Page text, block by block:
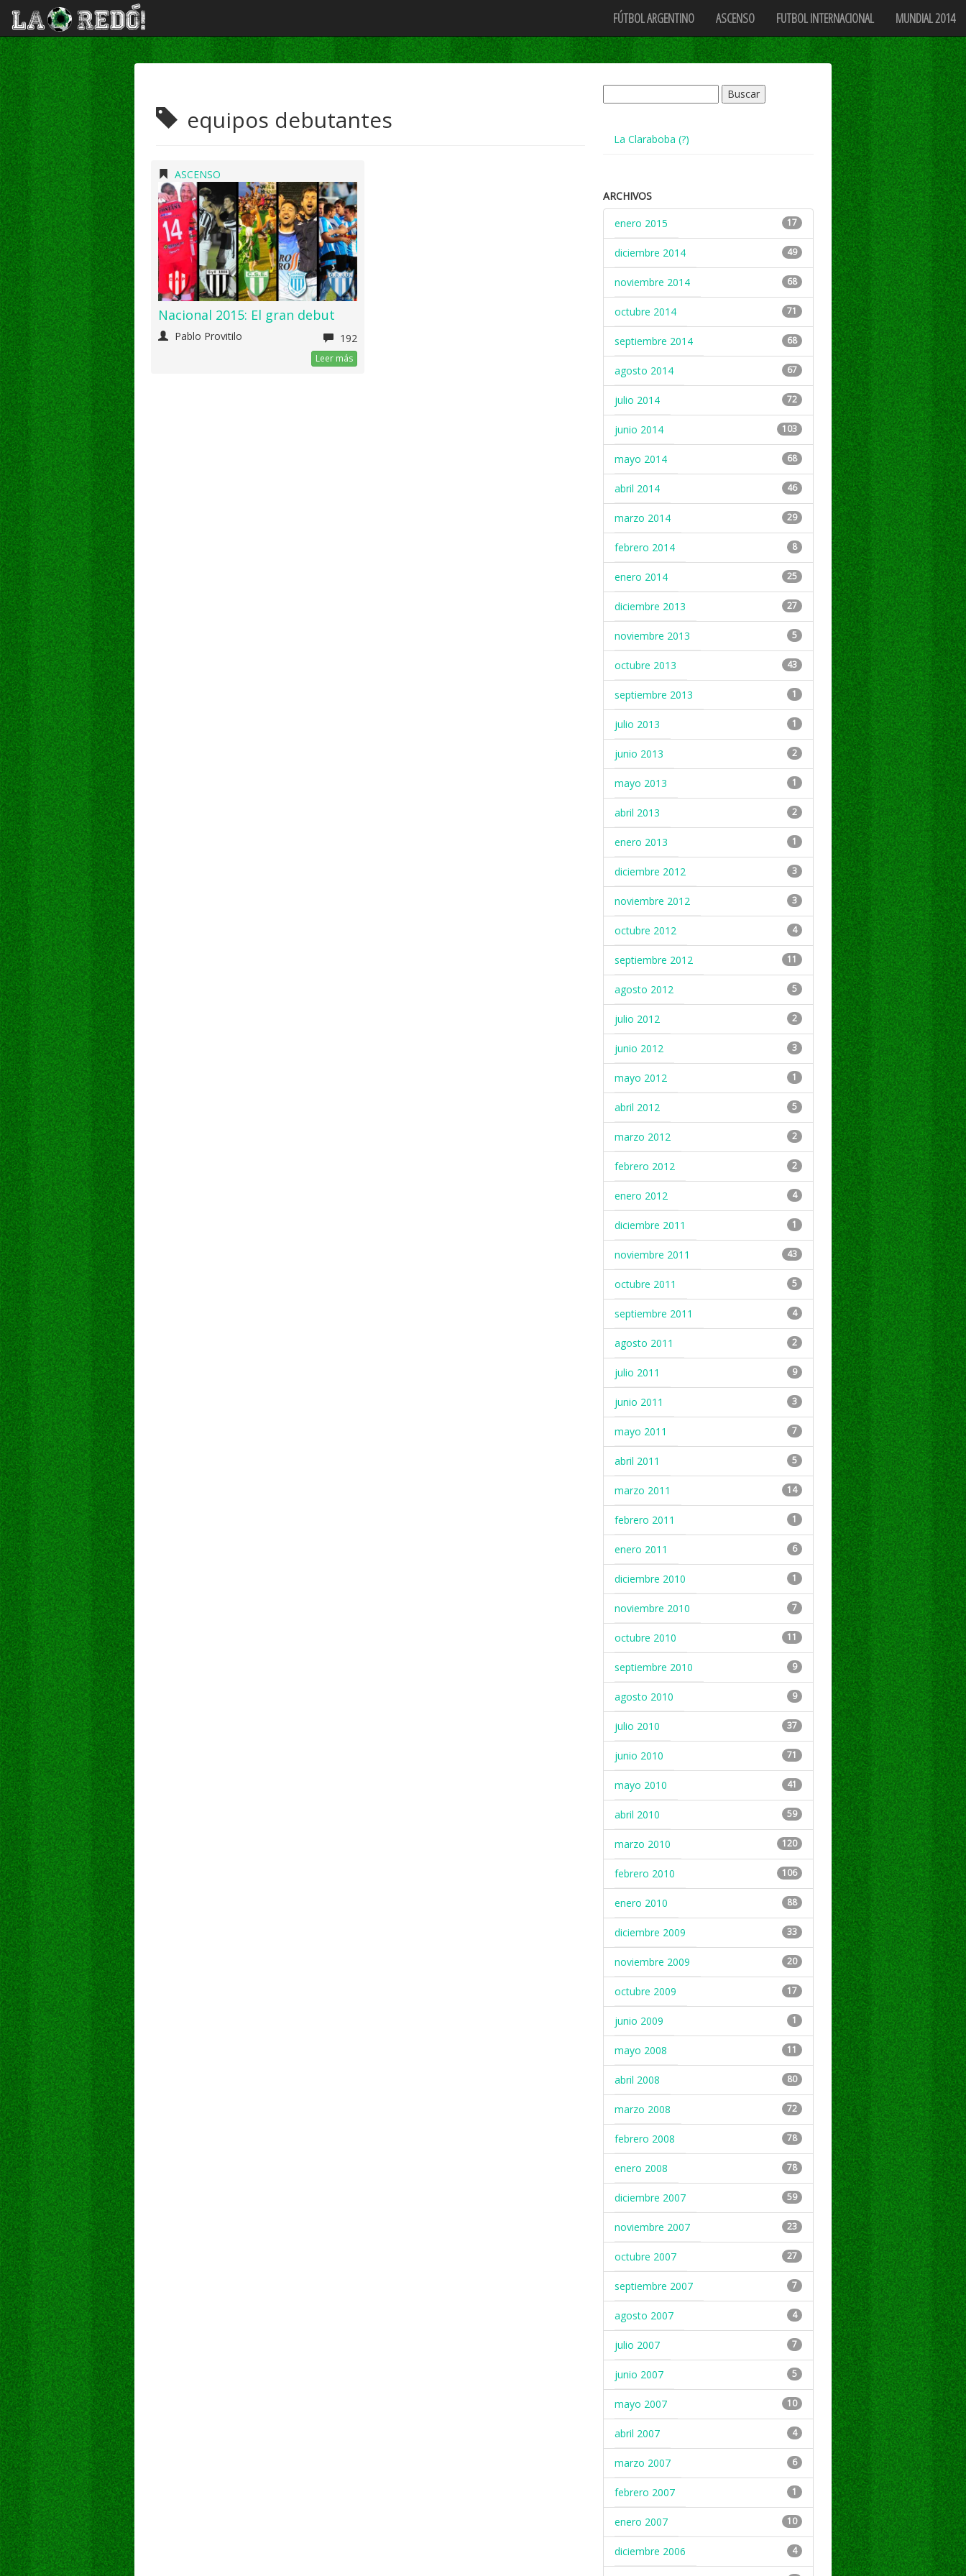
FÚTBOL ARGENTINO ASCENSO FUTBOL INTERNACIONAL MUNDIAL 2014
equipos debutantes
ASCENSO
Nacional 2015: El gran debut
Pablo Provitilo 192
Leer más
La Claraboba (?)
ARCHIVOS
enero 2015
17
diciembre 2014 49
noviembre 2014 68
octubre 2014 71
septiembre 2014 68
agosto 2014 67
julio 2014 72
junio 2014 103
mayo 2014 68
abril 2014 46
marzo 2014 29
febrero 2014 8
enero 2014 25
diciembre 2013 27
noviembre 2013 5
octubre 2013 43
septiembre 2013 1
julio 2013 1
junio 2013 2
mayo 2013 1
abril 2013 2
enero 2013 1
diciembre 2012 3
noviembre 2012 3
octubre 2012 4
septiembre 2012 11
agosto 2012 5
julio 2012 2
junio 2012 3
mayo 2012 1
abril 2012 5
marzo 2012 2
febrero 2012 2
enero 2012 4
diciembre 2011 1
noviembre 2011 43
octubre 2011 5
septiembre 2011 4
agosto 2011 2
julio 2011 9
junio 2011 3
mayo 2011 7
abril 2011 5
marzo 2011 14
febrero 2011 1
enero 2011 6
diciembre 2010 1
noviembre 2010 7
octubre 2010 11
septiembre 2010 9
agosto 2010 9
julio 2010 37
junio 2010 71
mayo 2010 41
abril 2010 59
marzo 2010 120
febrero 2010 106
enero 2010 88
diciembre 2009 33
noviembre 2009 20
octubre 2009 17
junio 2009 1
mayo 2008 11
abril 2008 80
marzo 2008 72
febrero 2008 78
enero 2008 78
diciembre 2007 59
noviembre 2007 23
octubre 2007 27
septiembre 2007 7
agosto 2007 4
julio 2007 7
junio 2007 5
mayo 2007 10
abril 2007 4
marzo 2007 6
febrero 2007 1
enero 2007 10
diciembre 2006 4